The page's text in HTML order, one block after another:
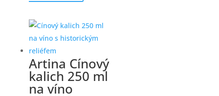
Artina Cínový
kalich 250 ml
na víno